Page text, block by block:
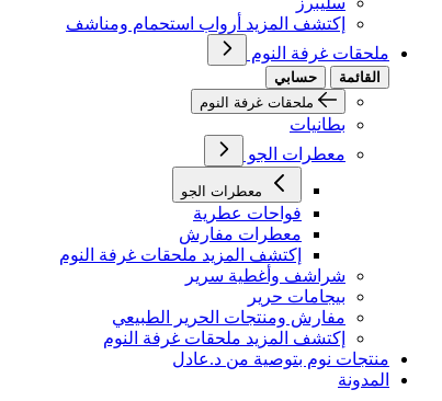
إكتشف المزيد أرواب استحمام ومناشف
ملحقات غرفة النوم
القائمة
حسابي
ملحقات غرفة النوم
بطانيات
معطرات الجو
معطرات الجو
فواحات عطرية
معطرات مفارش
إكتشف المزيد ملحقات غرفة النوم
شراشف وأغطية سرير
بيجامات حرير
مفارش ومنتجات الحرير الطبيعي
إكتشف المزيد ملحقات غرفة النوم
منتجات نوم بتوصية من د.عادل
المدونة